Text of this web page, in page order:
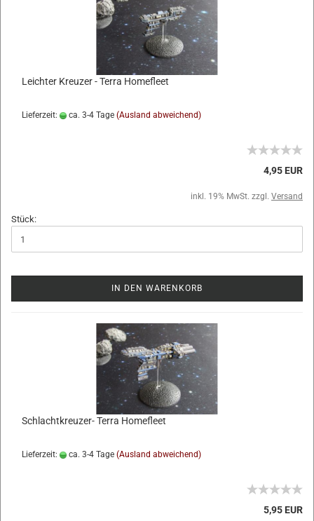
Leichter Kreuzer - Terra Homefleet
Lieferzeit: ca. 3-4 Tage (Ausland abweichend)
4,95 EUR
inkl. 19% MwSt. zzgl. Versand
Stück:
IN DEN WARENKORB
Schlachtkreuzer- Terra Homefleet
Lieferzeit: ca. 3-4 Tage (Ausland abweichend)
5,95 EUR